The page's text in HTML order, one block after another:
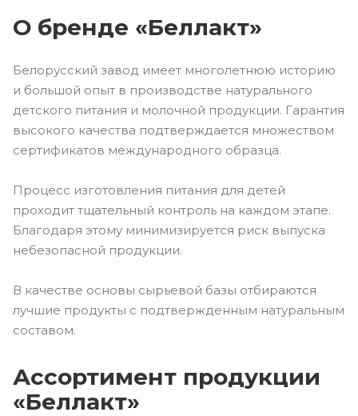
О бренде «Беллакт»
Белорусский завод имеет многолетнюю историю
и большой опыт в производстве натурального
детского питания и молочной продукции. Гарантия
высокого качества подтверждается множеством
сертификатов международного образца.
Процесс изготовления питания для детей
проходит тщательный контроль на каждом этапе.
Благодаря этому минимизируется риск выпуска
небезопасной продукции.
В качестве основы сырьевой базы отбираются
лучшие продукты с подтвержденным натуральным
составом.
Ассортимент продукции
«Беллакт»